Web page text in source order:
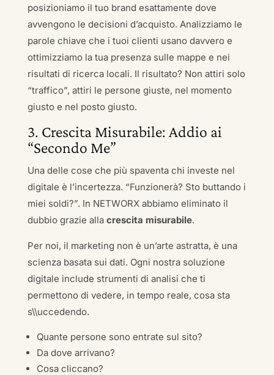
posizioniamo il tuo brand esattamente dove
avvengono le decisioni d’acquisto. Analizziamo le
parole chiave che i tuoi clienti usano davvero e
ottimizziamo la tua presenza sulle mappe e nei
risultati di ricerca locali. Il risultato? Non attiri solo
“traffico”, attiri le persone giuste, nel momento
giusto e nel posto giusto.
3. Crescita Misurabile: Addio ai
“Secondo Me”
Una delle cose che più spaventa chi investe nel
digitale è l’incertezza. “Funzionerà? Sto buttando i
miei soldi?”. In NETWORX abbiamo eliminato il
dubbio grazie alla crescita misurabile.
Per noi, il marketing non è un’arte astratta, è una
scienza basata sui dati. Ogni nostra soluzione
digitale include strumenti di analisi che ti
permettono di vedere, in tempo reale, cosa sta
s\\uccedendo.
Quante persone sono entrate sul sito?
Da dove arrivano?
Cosa cliccano?